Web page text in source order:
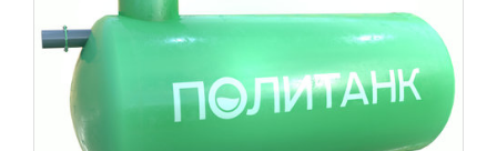
+7
(812)
703-